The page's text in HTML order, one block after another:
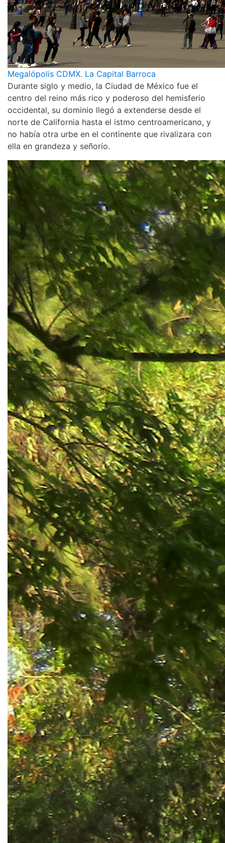
Megalópolis CDMX. La Capital Barroca
Durante siglo y medio, la Ciudad de México fue el
centro del reino más rico y poderoso del hemisferio
occidental, su dominio llegó a extenderse desde el
norte de California hasta el istmo centroamericano, y
no había otra urbe en el continente que rivalizara con
ella en grandeza y señorío.